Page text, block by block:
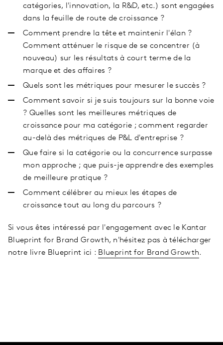
catégories, l'innovation, la R&D, etc.) sont engagées
dans la feuille de route de croissance ?
Comment prendre la tête et maintenir l'élan ?
Comment atténuer le risque de se concentrer (à
nouveau) sur les résultats à court terme de la
marque et des affaires ?
Quels sont les métriques pour mesurer le succès ?
Comment savoir si je suis toujours sur la bonne voie
? Quelles sont les meilleures métriques de
croissance pour ma catégorie ; comment regarder
au-delà des métriques de P&L d'entreprise ?
Que faire si la catégorie ou la concurrence surpasse
mon approche ; que puis-je apprendre des exemples
de meilleure pratique ?
Comment célébrer au mieux les étapes de
croissance tout au long du parcours ?
Si vous êtes intéressé par l'engagement avec le Kantar
Blueprint for Brand Growth, n'hésitez pas à télécharger
notre livre Blueprint ici : Blueprint for Brand Growth.